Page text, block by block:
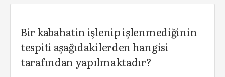
Bir kabahatin işlenip işlenmediğinin
tespiti aşağıdakilerden hangisi
tarafından yapılmaktadır?